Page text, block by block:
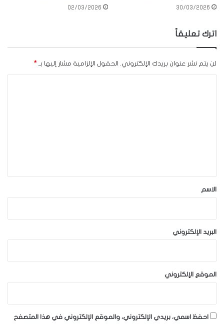
30/03/2026
02/03/2026
اترك تعليقاً
لن يتم نشر عنوان بريدك الإلكتروني. الحقول الإلزامية مشار إليها بـ *
*الاسم
البريد الإلكتروني
الموقع الإلكتروني
احفظ اسمي، بريدي الإلكتروني، والموقع الإلكتروني في هذا المتصفح